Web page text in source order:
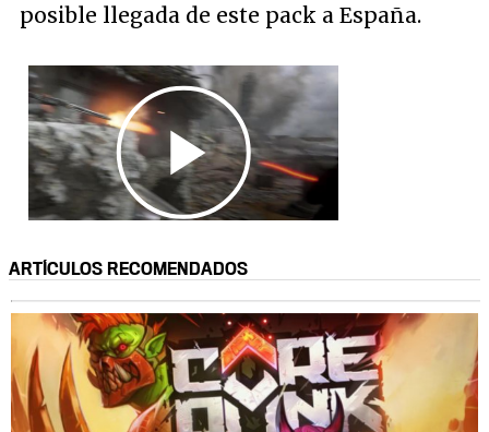
posible llegada de este pack a España.
ARTÍCULOS RECOMENDADOS